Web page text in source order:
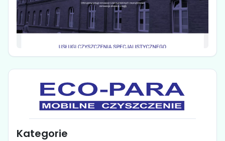
Kategorie